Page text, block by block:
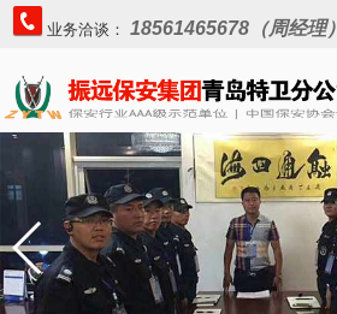
业务洽谈： 18561465678（周经理）